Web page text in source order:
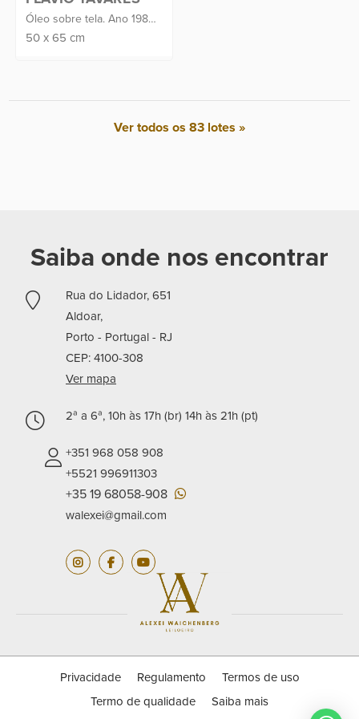
Óleo sobre tela. Ano 1984.
Assinado C.I.E
50x 65cm
Ver todos os 83 lotes »
Saiba onde nos encontrar
Rua do Lidador, 651
Aldoar,
Porto - Portugal - RJ
CEP: 4100-308
Ver mapa
2ª a 6ª, 10h às 17h (br) 14h às 21h (pt)
+351 968 058 908
+5521 996911303
+35 19 68058-908
walexei@gmail.com
Privacidade Regulamento
Termos de uso
Termo de qualidade
Saiba mais